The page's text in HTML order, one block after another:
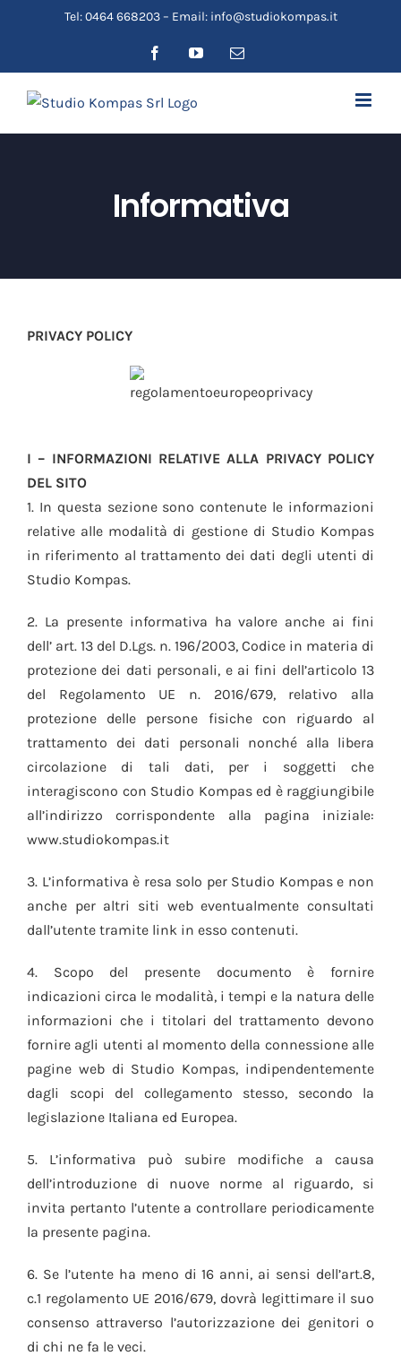
Tel: 0464 668203 – Email: info@studiokompas.it
FacebookYouTubeEmail
Informativa
PRIVACY POLICY
I – INFORMAZIONI RELATIVE ALLA PRIVACY POLICY
DEL SITO
1. In questa sezione sono contenute le informazioni
relative alle modalità di gestione di Studio Kompas
in riferimento al trattamento dei dati degli utenti di
Studio Kompas.
2. La presente informativa ha valore anche ai fini
dell’ art. 13 del D.Lgs. n. 196/2003, Codice in materia di
protezione dei dati personali, e ai fini dell’articolo 13
del Regolamento UE n. 2016/679, relativo alla
protezione delle persone fisiche con riguardo al
trattamento dei dati personali nonché alla libera
circolazione di tali dati, per i soggetti che
interagiscono con Studio Kompas ed è raggiungibile
all’indirizzo corrispondente alla pagina iniziale:
www.studiokompas.it
3. L’informativa è resa solo per Studio Kompas e non
anche per altri siti web eventualmente consultati
dall’utente tramite link in esso contenuti.
4. Scopo del presente documento è fornire
indicazioni circa le modalità, i tempi e la natura delle
informazioni che i titolari del trattamento devono
fornire agli utenti al momento della connessione alle
pagine web di Studio Kompas, indipendentemente
dagli scopi del collegamento stesso, secondo la
legislazione Italiana ed Europea.
5. L’informativa può subire modifiche a causa
dell’introduzione di nuove norme al riguardo, si
invita pertanto l’utente a controllare periodicamente
la presente pagina.
6. Se l’utente ha meno di 16 anni, ai sensi dell’art.8,
c.1 regolamento UE 2016/679, dovrà legittimare il suo
consenso attraverso l’autorizzazione dei genitori o
di chi ne fa le veci.